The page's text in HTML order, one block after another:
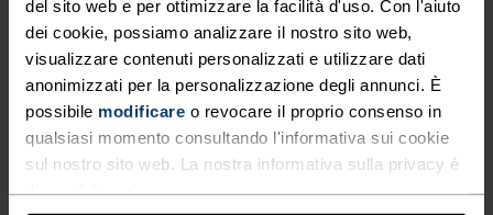
del sito web e per ottimizzare la facilità d'uso. Con l'aiuto
dei cookie, possiamo analizzare il nostro sito web,
visualizzare contenuti personalizzati e utilizzare dati
anonimizzati per la personalizzazione degli annunci. È
possibile modificare o revocare il proprio consenso in
qualsiasi momento consultando l'informativa sui cookie
sul nostro sito web. La nostra informativa sulla privacy è
BASSO MODERATO
TIPO DI ATTIVITÀ
QUALSIASI COSA ALTA INTENSITÀ
Running